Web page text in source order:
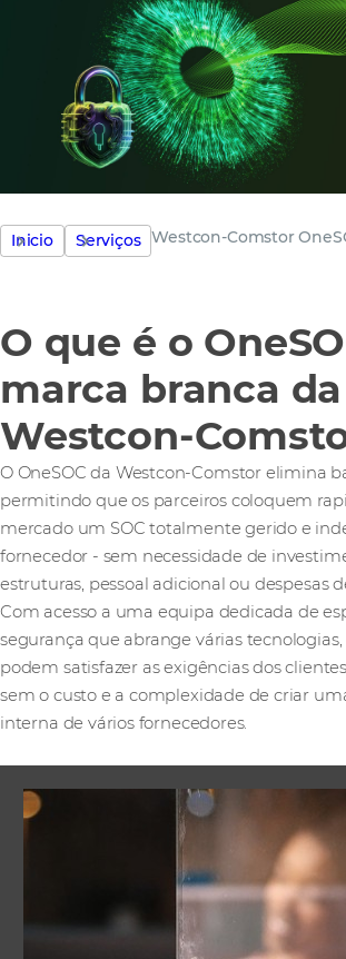
Inicio Serviços Westcon-Comstor
O que é o
marca branca da
Westcon-
O OneSOC da Westcon-Comstor elimina
permitindo que os parceiros coloquem
mercado um SOC totalmente gerido e
fornecedor - sem necessidade de
estruturas, pessoal adicional ou despesas
Com acesso a uma equipa dedicada de
segurança que abrange várias tecnologias,
podem satisfazer as exigências dos
sem o custo e a complexidade de criar
interna de vários fornecedores.